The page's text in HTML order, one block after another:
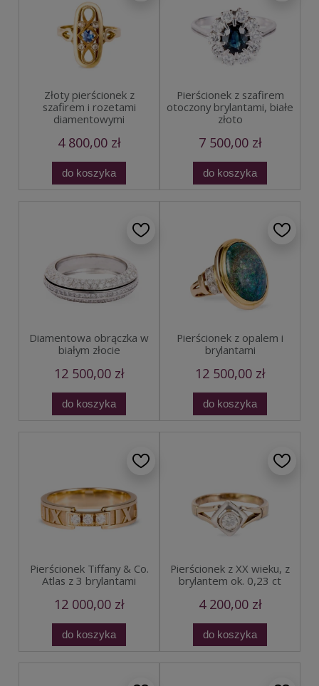
Złoty pierścionek z
szafirem i rozetami
diamentowymi
4 800,00 zł
do koszyka
Pierścionek z szafirem
otoczony brylantami, białe
złoto
7 500,00 zł
do koszyka
Diamentowa obrączka w
białym złocie
12 500,00 zł
do koszyka
Pierścionek z opalem i
brylantami
12 500,00 zł
do koszyka
Pierścionek Tiffany & Co.
Atlas z 3 brylantami
12 000,00 zł
do koszyka
Pierścionek z XX wieku, z
brylantem ok. 0,23 ct
4 200,00 zł
do koszyka